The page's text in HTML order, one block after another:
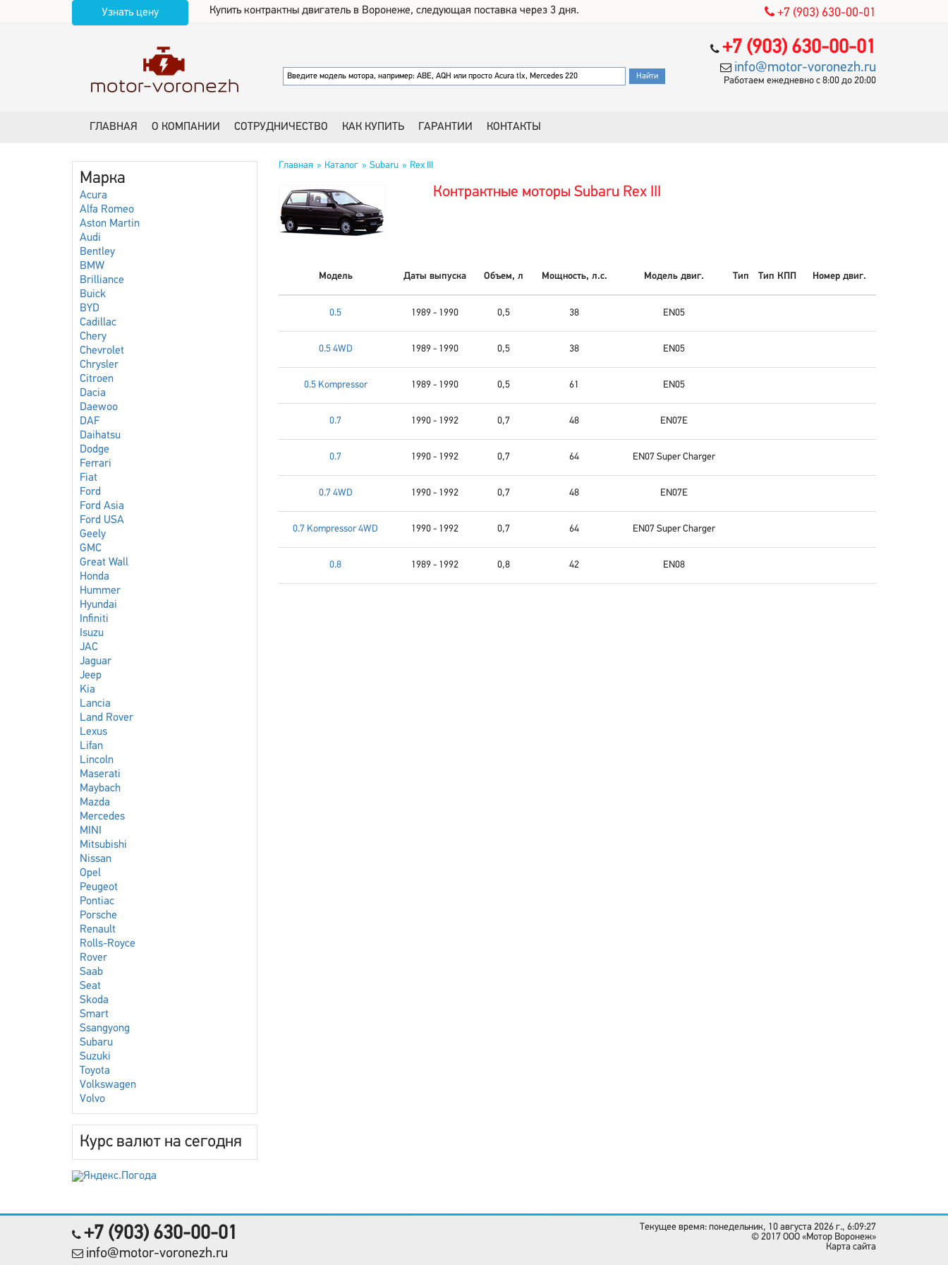
Узнать цену Купить контрактны двигатель в Воронеже, следующая поставка через 3 дня. +7 (903) 630-00-01
+7 (903) 630-00-01
info@motor-voronezh.ru
Работаем ежедневно с 8:00 до 20:00
ГЛАВНАЯ О КОМПАНИИ СОТРУДНИЧЕСТВО КАК КУПИТЬ ГАРАНТИИ КОНТАКТЫ
Марка
Acura
Alfa Romeo
Aston Martin
Audi
Bentley
BMW
Brilliance
Buick
BYD
Cadillac
Chery
Chevrolet
Chrysler
Citroen
Dacia
Daewoo
DAF
Daihatsu
Dodge
Ferrari
Fiat
Ford
Ford Asia
Ford USA
Geely
GMC
Great Wall
Honda
Hummer
Hyundai
Infiniti
Isuzu
JAC
Jaguar
Jeep
Kia
Lancia
Land Rover
Lexus
Lifan
Lincoln
Maserati
Maybach
Mazda
Mercedes
MINI
Mitsubishi
Nissan
Opel
Peugeot
Pontiac
Porsche
Renault
Rolls-Royce
Rover
Saab
Seat
Skoda
Smart
Ssangyong
Subaru
Suzuki
Toyota
Volkswagen
Volvo
Курс валют на сегодня
Главная Каталог Subaru Rex III
Контрактные моторы Subaru Rex III
Модель Даты выпуска Объем, л Мощность, л.с. Модель двиг. Тип Тип КПП Номер двиг.
0.5 1989 - 1990 0,5 38 EN05
0.5 4WD 1989 - 1990 0,5 38 EN05
0.5 Kompressor 1989 - 1990 0,5 61 EN05
0.7 1990 - 1992 0,7 48 EN07E
0.7 1990 - 1992 0,7 64 EN07 Super Charger
0.7 4WD 1990 - 1992 0,7 48 EN07E
0.7 Kompressor 4WD 1990 - 1992 0,7 64 EN07 Super Charger
0.8 1989 - 1992 0,8 42 EN08
+7 (903) 630-00-01
info@motor-voronezh.ru
Текущее время: понедельник, 10 августа 2026 г., 6:09:27
© 2017 OOO «Мотор Воронеж»
Карта сайта